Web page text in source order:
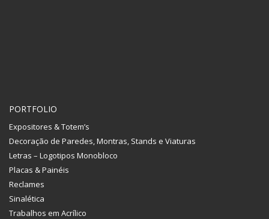
PORTFOLIO
Expositores & Totem’s
Decoração de Paredes, Montras, Stands e Viaturas
Letras – Logotipos Monobloco
Placas & Painéis
Reclames
Sinalética
Trabalhos em Acrílico